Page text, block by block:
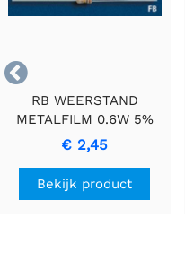

RB WEERSTAND
METALFILM 0.6W 5%
2E2 - Duurzame
Precisieweerstand
€ 2,45
Bekijk product